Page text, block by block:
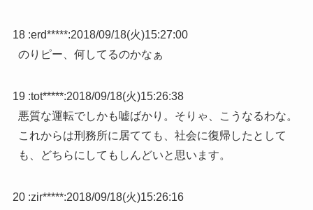
18 :erd*****:2018/09/18(火)15:27:00
のりピー、何してるのかなぁ
19 :tot*****:2018/09/18(火)15:26:38
悪質な運転でしかも嘘ばかり。そりゃ、こうなるわな。
これからは刑務所に居てても、社会に復帰したとして
も、どちらにしてもしんどいと思います。
20 :zir*****:2018/09/18(火)15:26:16